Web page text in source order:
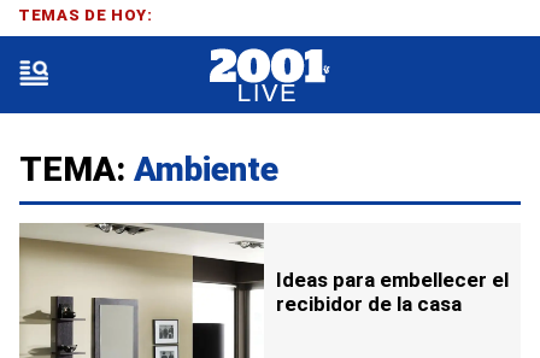
TEMA: Ambiente
Ideas para embellecer el
recibidor de la casa
TEMAS DE HOY: